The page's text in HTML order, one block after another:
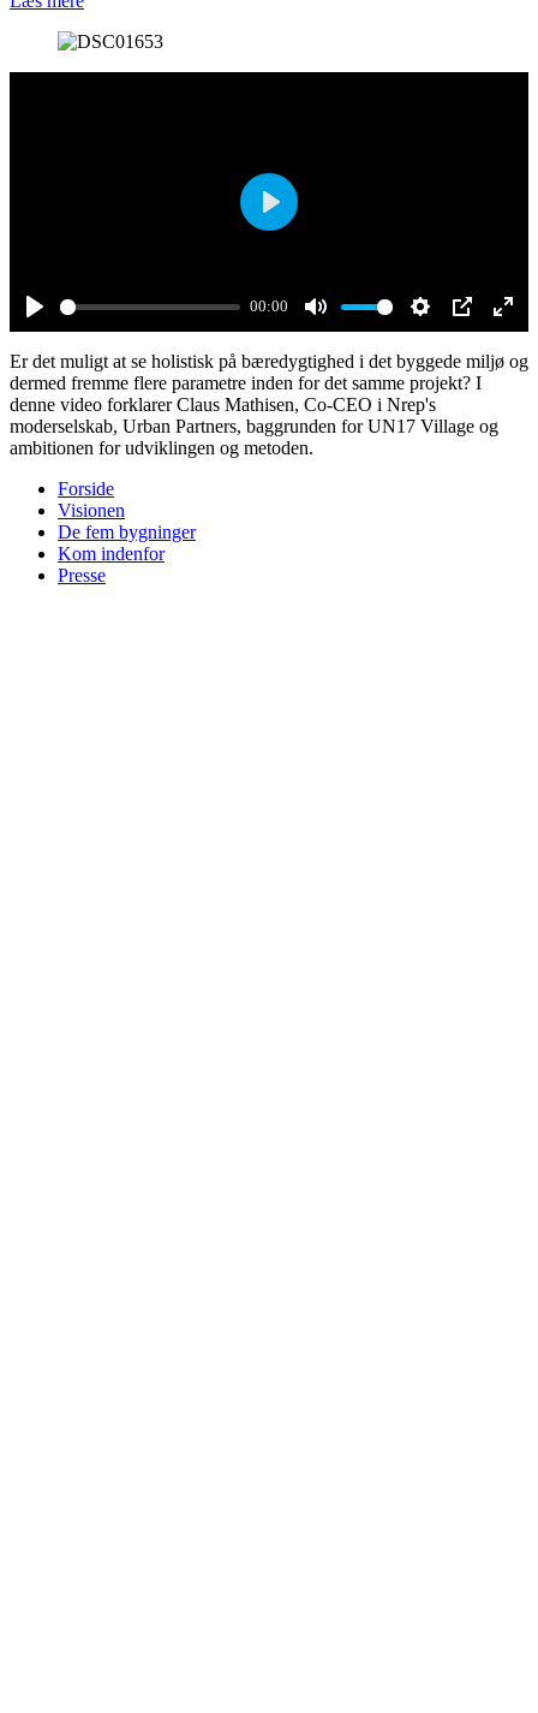
Play
00:00
Mute Settings
PIP
Play
Er det muligt at se holistisk på bæredygtighed i det byggede miljø og
dermed fremme flere parametre inden for det samme projekt? I
denne video forklarer Claus Mathisen, Co-CEO i Nrep's
moderselskab, Urban Partners, baggrunden for UN17 Village og
ambitionen for udviklingen og metoden.
Forside
Visionen
De fem bygninger
Kom indenfor
Presse